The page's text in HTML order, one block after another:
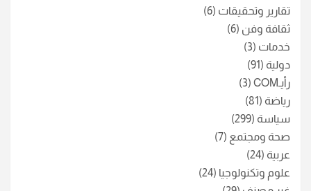
تقارير وتحقيقات (6)
ثقافة وفن (6)
خدمات (3)
دولية (91)
رأيـCOM
(3)
رياضة (81)
سياسة (299)
صحة ومجتمع (7)
عربية (24)
علوم وتكنولوجيا (24)